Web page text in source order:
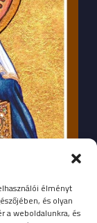
élményt
és olyan
a weboldalunkra, és